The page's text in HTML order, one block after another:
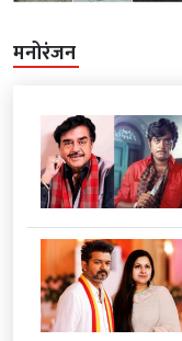
मनोरंजन